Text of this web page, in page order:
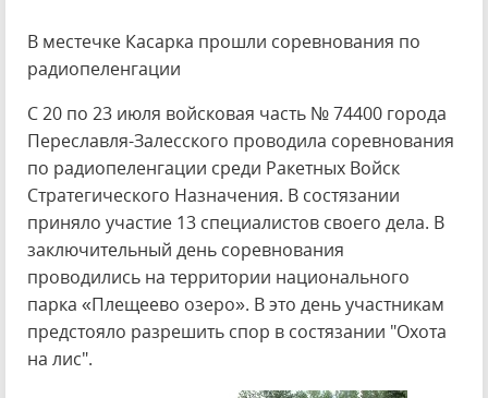
В местечке Касарка прошли соревнования по
радиопеленгации
С 20 по 23 июля войсковая часть № 74400 города
Переславля-Залесского проводила соревнования
по радиопеленгации среди Ракетных Войск
Стратегического Назначения. В состязании
приняло участие 13 специалистов своего дела. В
заключительный день соревнования
проводились на территории национального
парка «Плещеево озеро». В это день участникам
предстояло разрешить спор в состязании "Охота
на лис".